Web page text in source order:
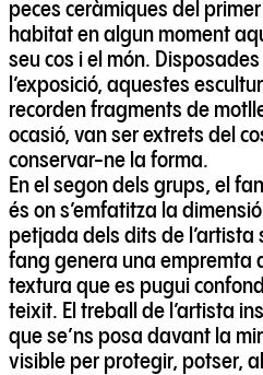
peces ceràmiques del
habitat en algun moment
seu cos i el món.
l’exposició, aquestes
recorden fragments de
ocasió, van ser extrets del
conservar-ne la forma.
En el segon dels grups, el
és on s’emfatitza la
petjada dels dits de l’artista
fang genera una empremta
textura que es pugui
teixit. El treball de l’artista
que se’ns posa davant la
visible per protegir, potser,